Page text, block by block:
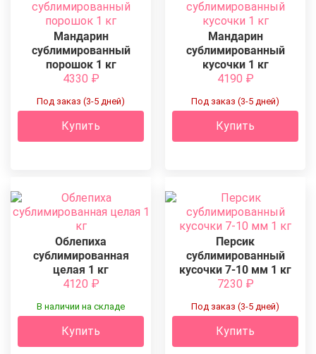
Мандарин
сублимированный
порошок 1 кг
4330 ₽
Под заказ (3-5 дней)
Купить
Мандарин
сублимированный
кусочки 1 кг
4190 ₽
Под заказ (3-5 дней)
Купить
Облепиха
сублимированная
целая 1 кг
4120 ₽
В наличии на складе
Купить
Персик
сублимированный
кусочки 7-10 мм 1 кг
7230 ₽
Под заказ (3-5 дней)
Купить